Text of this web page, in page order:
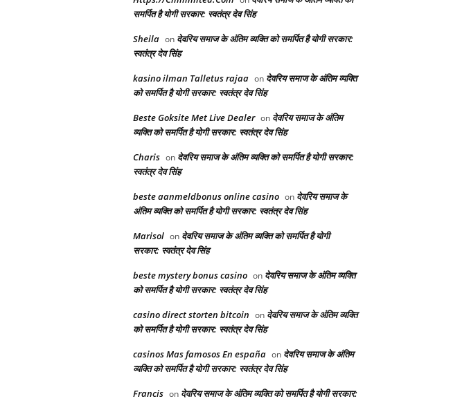
समर्पित है योगी सरकार: स्वतंत्र देव सिंह
Sheila on देवरिय समाज के अंतिम व्यक्ति को समर्पित है योगी सरकार:
स्वतंत्र देव सिंह
kasino ilman Talletus rajaa on देवरिय समाज के अंतिम व्यक्ति
को समर्पित है योगी सरकार: स्वतंत्र देव सिंह
Beste Goksite Met Live Dealer on देवरिय समाज के अंतिम
व्यक्ति को समर्पित है योगी सरकार: स्वतंत्र देव सिंह
Charis on देवरिय समाज के अंतिम व्यक्ति को समर्पित है योगी सरकार:
स्वतंत्र देव सिंह
beste aanmeldbonus online casino on देवरिय समाज के
अंतिम व्यक्ति को समर्पित है योगी सरकार: स्वतंत्र देव सिंह
Marisol on देवरिय समाज के अंतिम व्यक्ति को समर्पित है योगी
सरकार: स्वतंत्र देव सिंह
beste mystery bonus casino on देवरिय समाज के अंतिम व्यक्ति
को समर्पित है योगी सरकार: स्वतंत्र देव सिंह
casino direct storten bitcoin on देवरिय समाज के अंतिम व्यक्ति
को समर्पित है योगी सरकार: स्वतंत्र देव सिंह
casinos Mas famosos En españa on देवरिय समाज के अंतिम
व्यक्ति को समर्पित है योगी सरकार: स्वतंत्र देव सिंह
Francis on देवरिय समाज के अंतिम व्यक्ति को समर्पित है योगी सरकार: